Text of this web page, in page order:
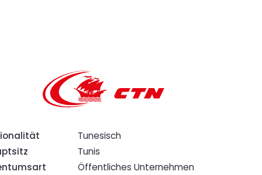
Tunesisch
Tunis
Öffentliches Unternehmen